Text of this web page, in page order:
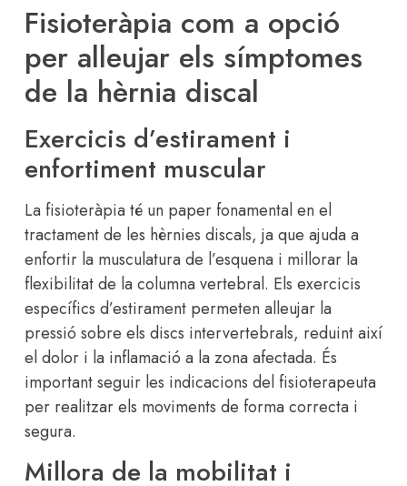
Fisioteràpia com a opció
per alleujar els símptomes
de la hèrnia discal
Exercicis d’estirament i
enfortiment muscular
La fisioteràpia té un paper fonamental en el
tractament de les hèrnies discals, ja que ajuda a
enfortir la musculatura de l’esquena i millorar la
flexibilitat de la columna vertebral. Els exercicis
específics d’estirament permeten alleujar la
pressió sobre els discs intervertebrals, reduint així
el dolor i la inflamació a la zona afectada. És
important seguir les indicacions del fisioterapeuta
per realitzar els moviments de forma correcta i
segura.
Millora de la mobilitat i